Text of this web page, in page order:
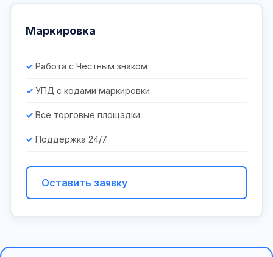
Маркировка
Работа с Честным знаком
УПД с кодами маркировки
Все торговые площадки
Поддержка 24/7
Оставить заявку